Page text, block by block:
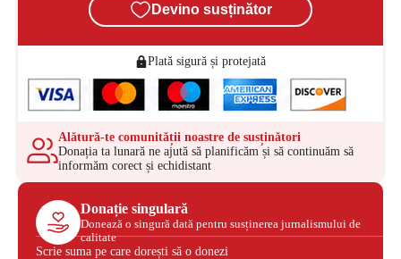
Devino susținător
Plată sigură și protejată
Alătură-te comunității noastre de susținători
Donația ta lunară ne ajută să planificăm și să continuăm să
informăm corect și echidistant
Donație singulară
Donează o singură dată pentru susținerea jurnalismului de
calitate
Scrie suma pe care dorești să o donezi